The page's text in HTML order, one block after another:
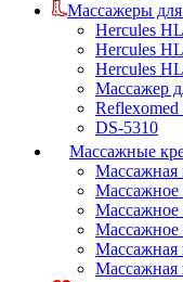
Массажеры
Hercules
Hercules
Hercules
Массажер
Reflexomed
DS-5310
Массажные
Массажная
Массажное
Массажное
Массажное
Массажная
Массажная